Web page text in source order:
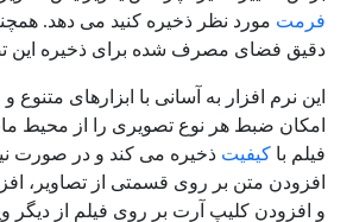
فرمت مورد نظر ذخیره کنید می دهد.
دقیق فضای مصرف شده برای ذخیره این
این نرم افزار به آسانی با ابزارهای متنوع
امکان ضبط هر نوع تصویری را از محیط
فیلم با کیفیت ذخیره می کند و در صورت
افزودن متن بر روی قسمتی از تصاویر،
و افزودن کلیپ آرت بر روی فیلم از دیگر